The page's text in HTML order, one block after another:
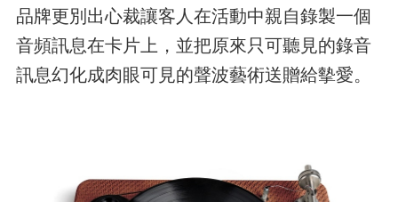
品牌更別出心裁讓客人在活動中親自錄製一個
音頻訊息在卡片上，並把原來只可聽見的錄音
訊息幻化成肉眼可見的聲波藝術送贈給摰愛。